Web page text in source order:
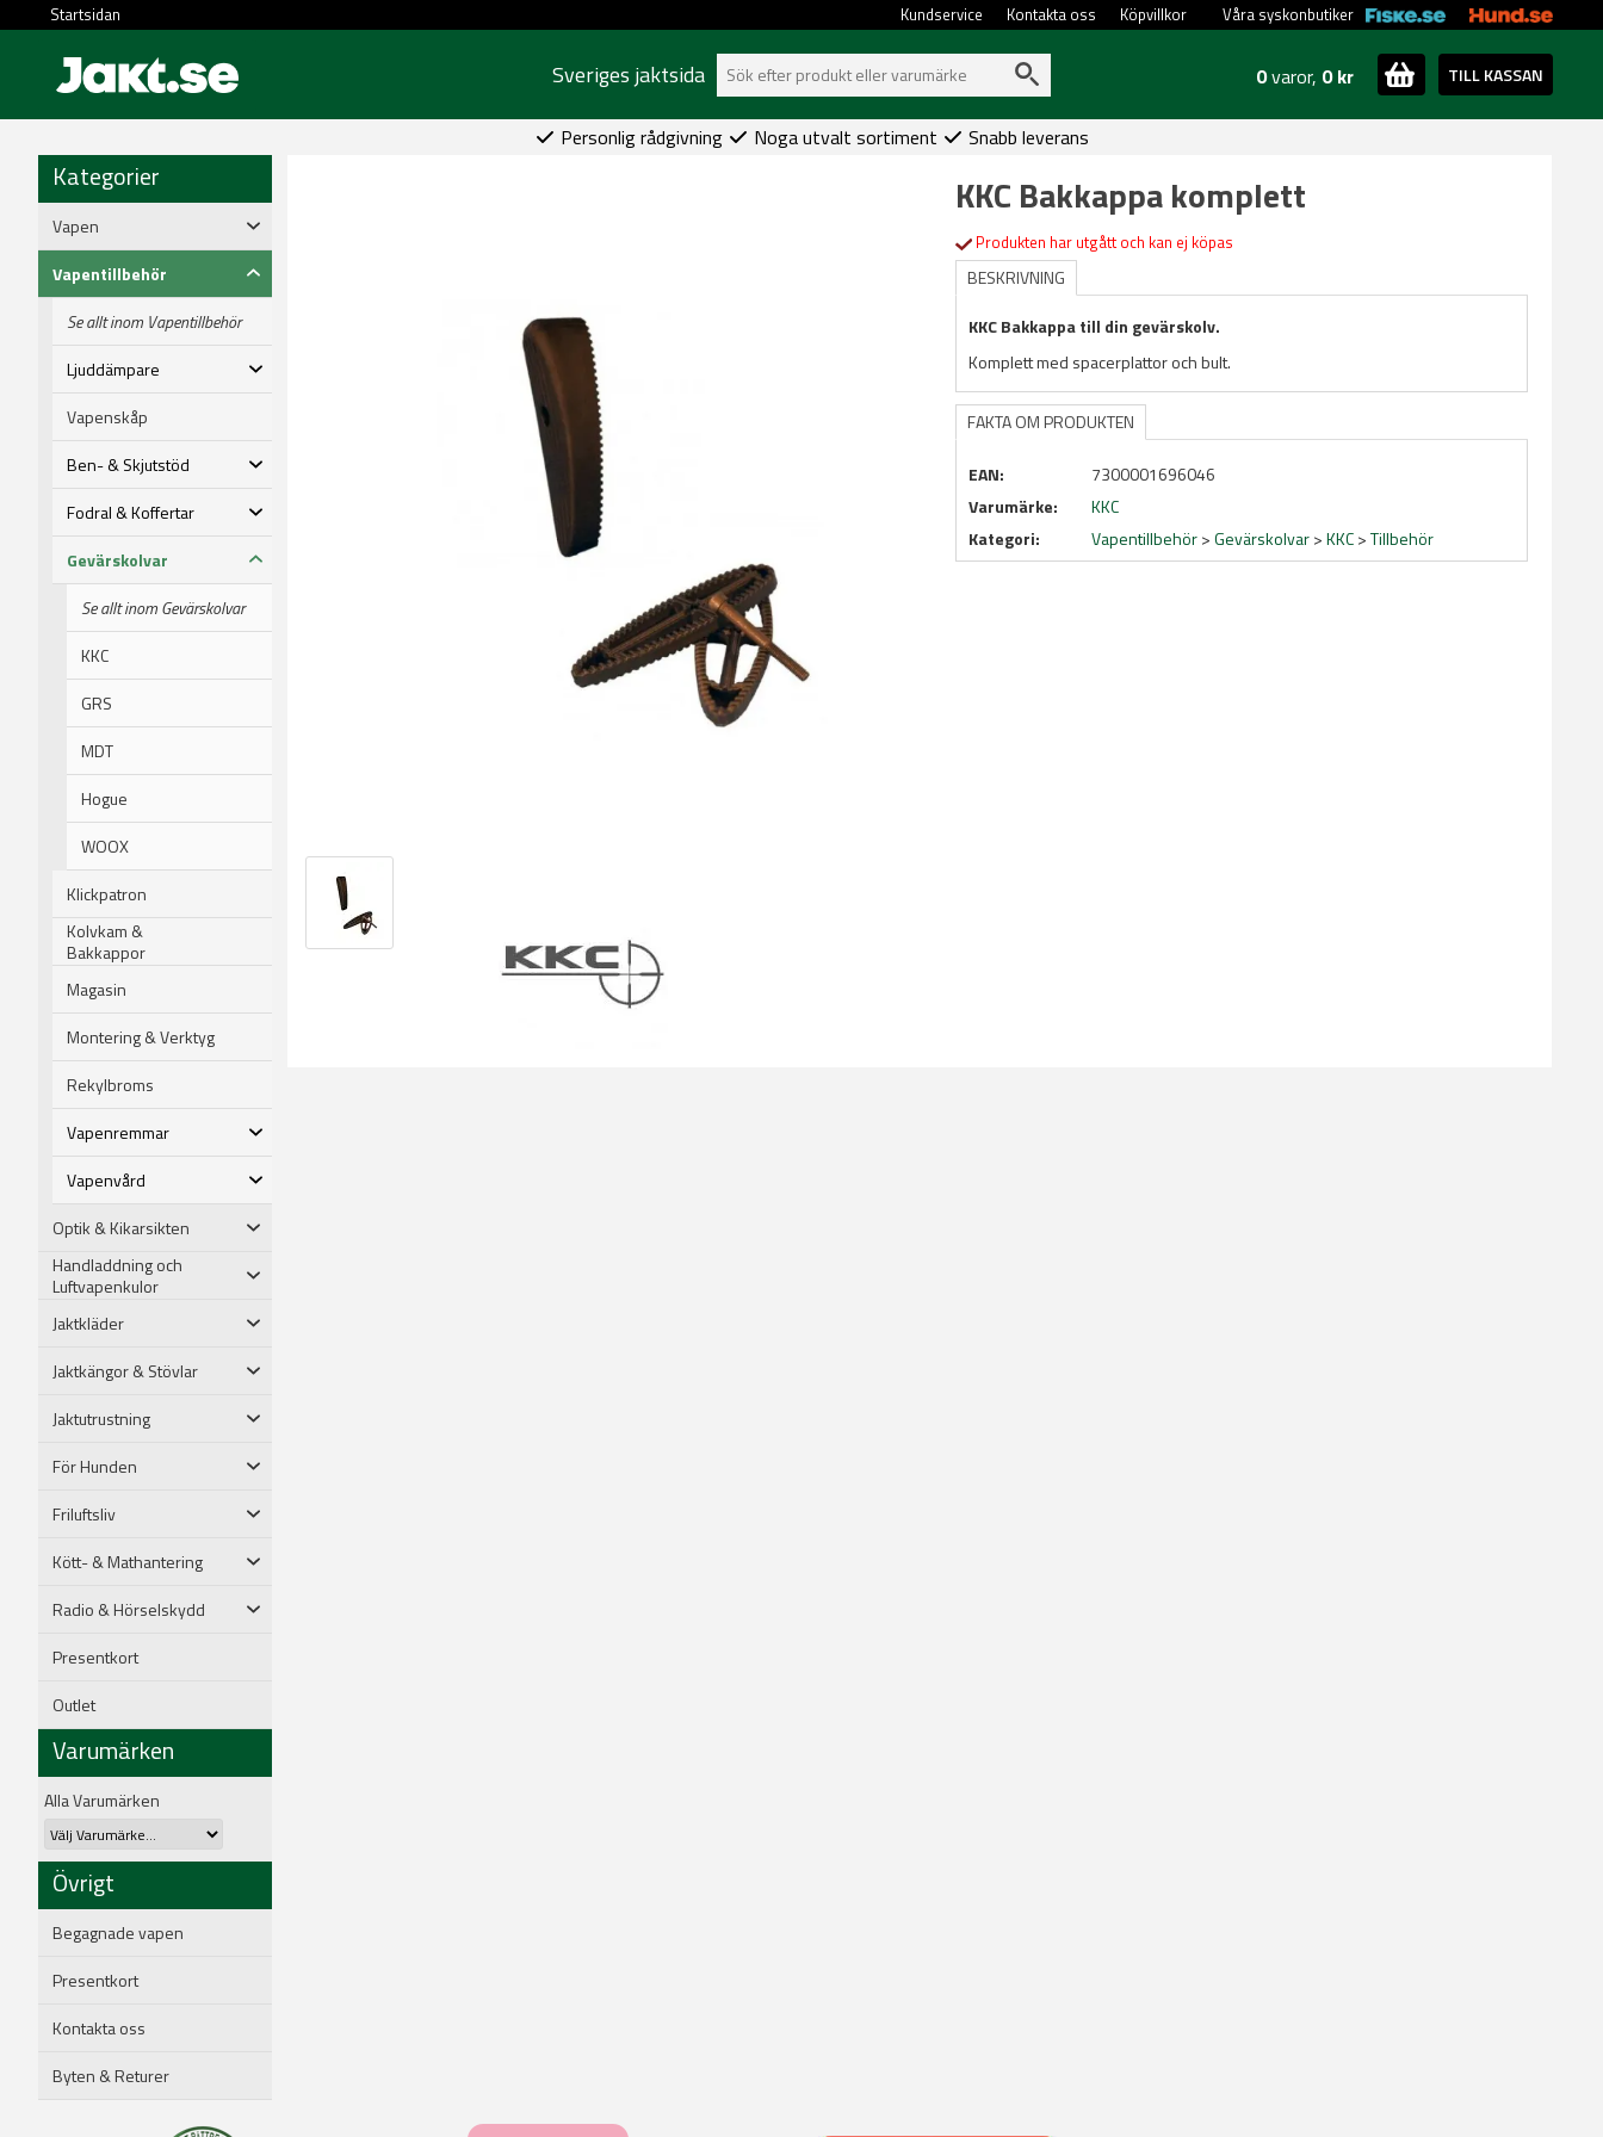
Startsidan Våra syskonbutiker
Köpvillkor
Kontakta oss
Kundservice
Sveriges jaktsida 0varor, 0 kr TILL KASSAN
Personlig rådgivning Noga utvalt sortiment Snabb leverans
Kategorier
Vapen
Vapentillbehör
Se allt inom Vapentillbehör
Ljuddämpare
Vapenskåp
Ben- & Skjutstöd
Fodral & Koffertar
Gevärskolvar
Se allt inom Gevärskolvar
KKC
GRS
MDT
Hogue
WOOX
Klickpatron
Kolvkam &
Bakkappor
Magasin
Montering & Verktyg
Rekylbroms
Vapenremmar
Vapenvård
Optik & Kikarsikten
Handladdning och
Luftvapenkulor
Jaktkläder
Jaktkängor & Stövlar
Jaktutrustning
För Hunden
Friluftsliv
Kött- & Mathantering
Radio & Hörselskydd
Presentkort
Outlet
Varumärken
Alla Varumärken
Övrigt
Begagnade vapen
Presentkort
Kontakta oss
Byten & Returer
KKC Bakkappa komplett
Produkten har utgått och kan ej köpas
BESKRIVNING
KKC Bakkappa till din gevärskolv.
Komplett med spacerplattor och bult.
FAKTA OM PRODUKTEN
EAN:
7300001696046
Varumärke:
KKC
Kategori:
Vapentillbehör>Gevärskolvar>KKC>Tillbehör